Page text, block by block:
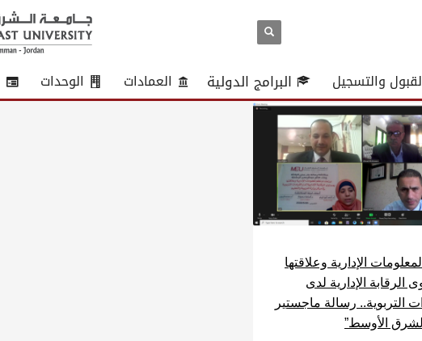
والتسجيل البرامج الدولية العمادات الوحدات
الإدارية وعلاقتها
الرقابة الإدارية لدى
التربوية.. رسالة ماجستير
الأوسط”